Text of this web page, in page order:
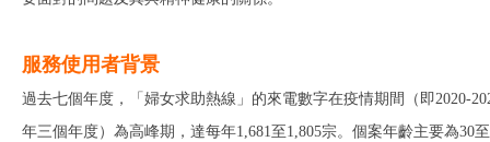
服務使用者背景
過去七個年度，「婦女求助熱線」的來電數字在疫情期間（即2020-
年三個年度）為高峰期，達每年1,681至1,805宗。個案年齡主要為30至